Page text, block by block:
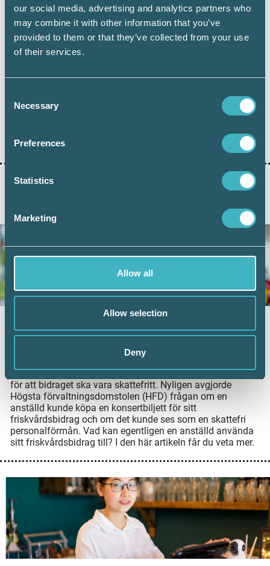
our social media, advertising and analytics partners who
may combine it with other information that you’ve
provided to them or that they’ve collected from your use
of their services.
Selection
Necessary
Preferences
Statistics
Marketing
Allow all
Allow selection
Deny
som börjar efter den 31 december 2019.
Regeringens proposition 2019/20:1
friskvårdsbidrag, men det finns några saker att tänka på
för att bidraget ska vara skattefritt. Nyligen avgjorde
Högsta förvaltningsdomstolen (HFD) frågan om en
anställd kunde köpa en konsertbiljett för sitt
friskvårdsbidrag och om det kunde ses som en skattefri
personalförmån. Vad kan egentligen en anställd använda
sitt friskvårdsbidrag till? I den här artikeln får du veta mer.